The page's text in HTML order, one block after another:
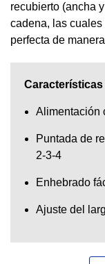
recubierto (ancha
cadena, las
perfecta de
Alimentación
Puntada de
2-3-4
Enhebrado
Ajuste del